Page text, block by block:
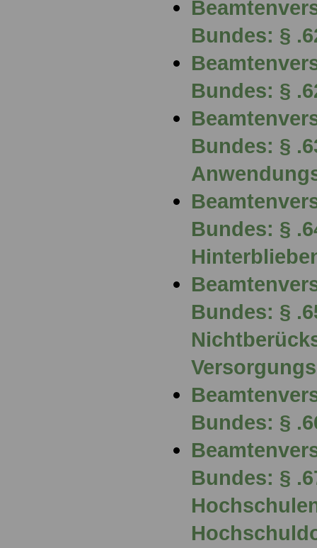
Bundes: §
Bundes: §
Bundes: §
Bundes: §
Bundes: §
Bundes: §
Bundes: §